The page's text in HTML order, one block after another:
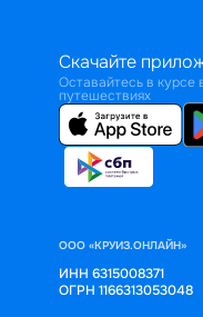
Скачайте
Оставайтесь в курсе
путешествиях
ООО «КРУИЗ.ОНЛАЙН»
ИНН 6315008371
ОГРН 1166313053048